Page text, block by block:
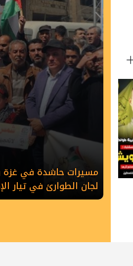
مسيرات حاشدة في غزة
لجان الطوارئ في تيار